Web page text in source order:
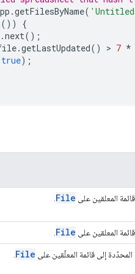
.getFilesByName( 'Untitled
())
{
.next();
.getLastUpdated() > 7 *
true);
المعلقين على File
المعلقين على File
إلى قائمة المعلّقين على File